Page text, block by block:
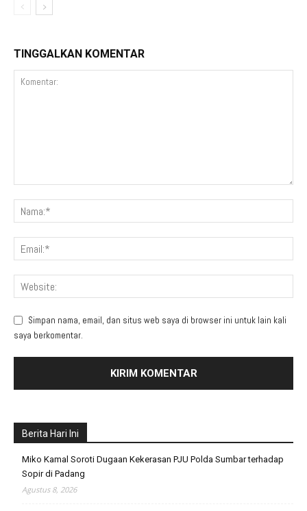
TINGGALKAN KOMENTAR
Simpan nama, email, dan situs web saya di browser ini untuk lain kali
saya berkomentar.
Berita Hari Ini
Miko Kamal Soroti Dugaan Kekerasan PJU Polda Sumbar terhadap
Sopir di Padang
Agustus 8, 2026